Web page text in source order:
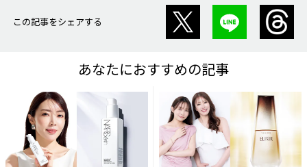
この記事をシェアする
あなたにおすすめの記事